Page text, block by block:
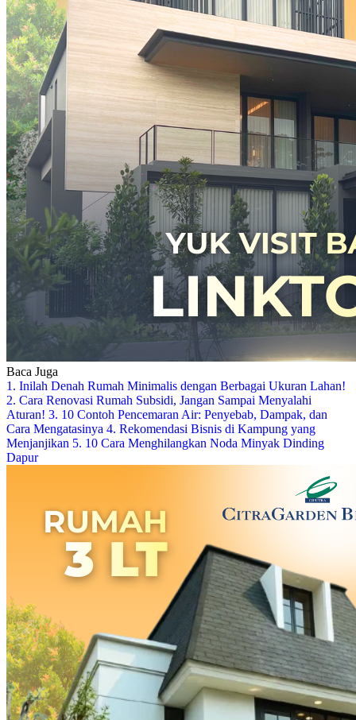
Baca Juga
1. Inilah Denah Rumah Minimalis dengan Berbagai Ukuran Lahan!
2. Cara Renovasi Rumah Subsidi, Jangan Sampai Menyalahi
Aturan! 3. 10 Contoh Pencemaran Air: Penyebab, Dampak, dan
Cara Mengatasinya 4. Rekomendasi Bisnis di Kampung yang
Menjanjikan 5. 10 Cara Menghilangkan Noda Minyak Dinding
Dapur